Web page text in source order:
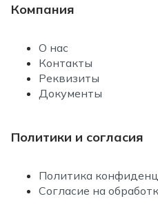
Компания
О нас
Контакты
Реквизиты
Документы
Политики и согласия
Политика
Согласие на